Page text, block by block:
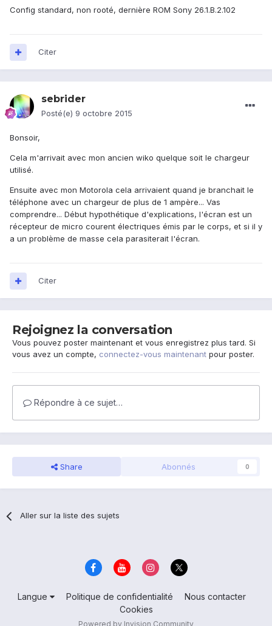
Config standard, non rooté, dernière ROM Sony 26.1.B.2.102
Citer
sebrider
Posté(e) 9 octobre 2015
Bonsoir,
Cela m'arrivait avec mon ancien wiko quelque soit le chargeur
utilisé.
Ensuite avec mon Motorola cela arrivaient quand je branchait le
téléphone avec un chargeur de plus de 1 ampère... Vas
comprendre... Début hypothétique d'explications, l'écran est un
récepteur de micro courent électriques émis par le corps, et si il y
a un problème de masse cela parasiterait l'écran.
Citer
Rejoignez la conversation
Vous pouvez poster maintenant et vous enregistrez plus tard. Si
vous avez un compte, connectez-vous maintenant pour poster.
Répondre à ce sujet…
Share Abonnés 0
Aller sur la liste des sujets
Langue Politique de confidentialité
Nous contacter
Cookies
Powered by Invision Community